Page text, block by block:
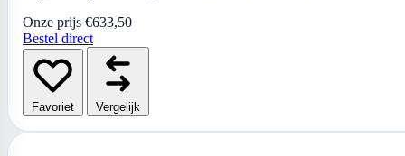
Onze prijs €633,50
Bestel direct
Favoriet Vergelijk